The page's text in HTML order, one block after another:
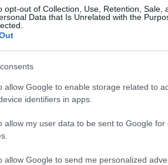
opt-out of Collection, Use, Retention, Sale,
Data that Is Unrelated with the
allow Google to enable storage related to
identifiers in apps.
allow my user data to be sent to Google for
allow Google to send me personalized
112, se obrnejo na svojo
aliurgentni center, če je ta najbližji
dne ter ob sobotah,
Gradec in Dravograd
resnično potrebo po nujni